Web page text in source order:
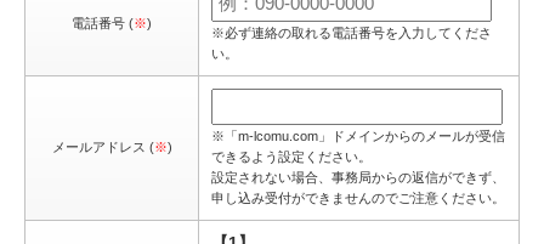
電話番号 (※)
※必ず連絡の取れる電話番号を入力してくださ
い。
メールアドレス (※)
※「m-lcomu.com」ドメインからのメールが受信
できるよう設定ください。
設定されない場合、事務局からの返信ができず、
申し込み受付ができませんのでご注意ください。